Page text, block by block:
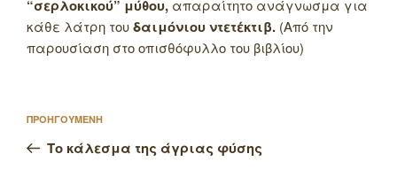
“σερλοκικού” μύθου, απαραίτητο ανάγνωσμα για
κάθε λάτρη τουδαιμόνιου ντετέκτιβ. (Από την
παρουσίαση στο οπισθόφυλλο του βιβλίου)
άρθρων
Προηγούμενο
άρθρο
ΠΡΟΗΓΟΥΜΕΝΗ
Το κάλεσμα της άγριας φύσης